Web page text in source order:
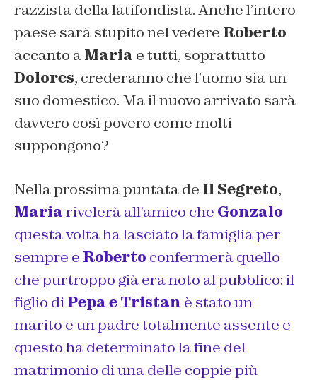
razzista della latifondista. Anche l’intero
paese sarà stupito nel vedere Roberto
accanto aMaria e tutti, soprattutto
Dolores, crederanno che l’uomo sia un
suo domestico. Ma il nuovo arrivato sarà
davvero così povero come molti
suppongono?
Nella prossima puntata de Il Segreto,
Mariarivelerà all’amico che Gonzalo
questa volta ha lasciato la famiglia per
sempre e Roberto confermerà quello
che purtroppo già era noto al pubblico: il
figlio diPepa e Tristan è stato un
marito e un padre totalmente assente e
questo ha determinato la fine del
matrimonio di una delle coppie più